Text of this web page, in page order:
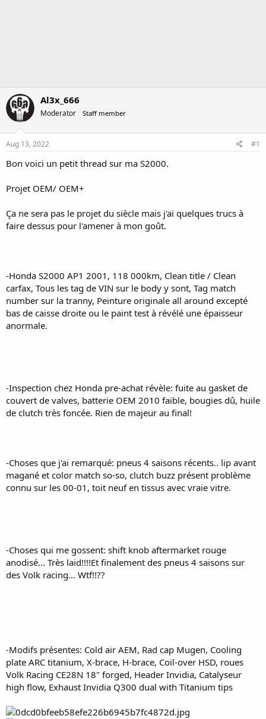
Al3x_666
Moderator Staff member
Aug 13, 2022 #1
Bon voici un petit thread sur ma S2000.
Projet OEM/ OEM+
Ça ne sera pas le projet du siècle mais j'ai quelques trucs à
faire dessus pour l'amener à mon goût.
-Honda S2000 AP1 2001, 118 000km, Clean title / Clean
carfax, Tous les tag de VIN sur le body y sont, Tag match
number sur la tranny, Peinture originale all around excepté
bas de caisse droite ou le paint test à révélé une épaisseur
anormale.
-Inspection chez Honda pre-achat révèle: fuite au gasket de
couvert de valves, batterie OEM 2010 faible, bougies dû, huile
de clutch très foncée. Rien de majeur au final!
-Choses que j'ai remarqué: pneus 4 saisons récents.. lip avant
magané et color match so-so, clutch buzz présent problème
connu sur les 00-01, toit neuf en tissus avec vraie vitre.
-Choses qui me gossent: shift knob aftermarket rouge
anodisé... Très laid!!!!Et finalement des pneus 4 saisons sur
des Volk racing... Wtf!!??
-Modifs présentes: Cold air AEM, Rad cap Mugen, Cooling
plate ARC titanium, X-brace, H-brace, Coil-over HSD, roues
Volk Racing CE28N 18" forged, Header Invidia, Catalyseur
high flow, Exhaust Invidia Q300 dual with Titanium tips